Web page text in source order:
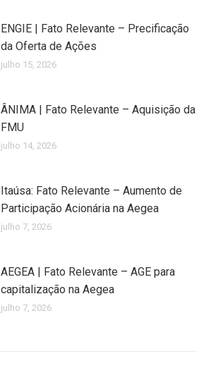
ENGIE | Fato Relevante – Precificação
da Oferta de Ações
julho 15, 2026
ÂNIMA | Fato Relevante – Aquisição da
FMU
julho 14, 2026
Itaúsa: Fato Relevante – Aumento de
Participação Acionária na Aegea
julho 7, 2026
AEGEA | Fato Relevante – AGE para
capitalização na Aegea
julho 7, 2026